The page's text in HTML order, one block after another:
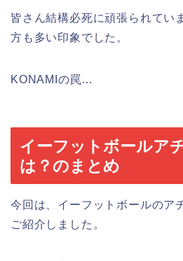
皆さん結構必死に頑張られてい
方も多い印象でした。
KONAMIの罠…
イーフットボールア
は？のまとめ
今回は、イーフットボールのア
ご紹介しました。